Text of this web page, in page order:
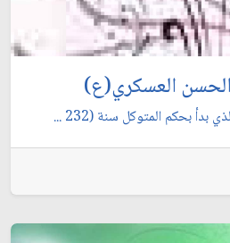
العسكري(ع)
بدأ بحكم المتوكل سنة (232 ...